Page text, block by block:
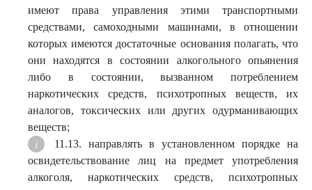
имеют права управления этими транспортными
средствами, самоходными машинами, в отношении
которых имеются достаточные основания полагать, что
они находятся в состоянии алкогольного опьянения
либо в состоянии, вызванном потреблением
наркотических средств, психотропных веществ, их
аналогов, токсических или других одурманивающих
веществ;
11.13. направлять в установленном порядке на
освидетельствование лиц на предмет употребления
алкоголя, наркотических средств, психотропных